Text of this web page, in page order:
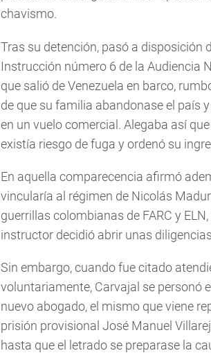
chavismo.
Tras su detención, pasó a disposición
Instrucción número 6 de la Audiencia
que salió de Venezuela en barco,
de que su familia abandonase el país
en un vuelo comercial. Alegaba así
existía riesgo de fuga y ordenó su
En aquella comparecencia afirmó
vincularía al régimen de Nicolás
guerrillas colombianas de FARC y
instructor decidió abrir unas
Sin embargo, cuando fue citado
voluntariamente, Carvajal se personó
nuevo abogado, el mismo que viene
prisión provisional José Manuel
hasta que el letrado se preparase la